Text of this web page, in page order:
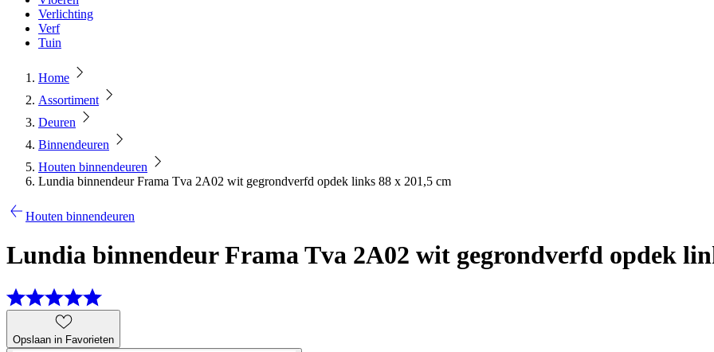
Verlichting
Verf
Tuin
Home
Assortiment
Deuren
Binnendeuren
Houten binnendeuren
Lundia binnendeur Frama Tva 2A02 wit gegrondverfd opdek links 88 x 201,5 cm
Houten binnendeuren
Lundia binnendeur Frama Tva 2A02 wit gegrondverfd opdek
Opslaan in Favorieten